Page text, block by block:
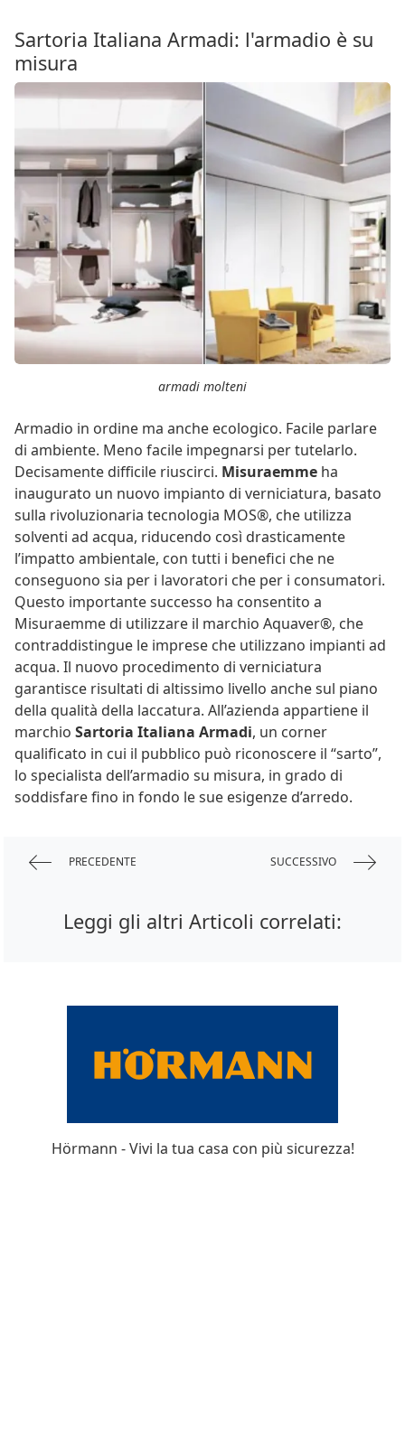
Sartoria Italiana Armadi: l'armadio è su
misura
armadi molteni
Armadio in ordine ma anche ecologico. Facile parlare
di ambiente. Meno facile impegnarsi per tutelarlo.
Decisamente difficile riuscirci. Misuraemme ha
inaugurato un nuovo impianto di verniciatura, basato
sulla rivoluzionaria tecnologia MOS®, che utilizza
solventi ad acqua, riducendo così drasticamente
l’impatto ambientale, con tutti i benefici che ne
conseguono sia per i lavoratori che per i consumatori.
Questo importante successo ha consentito a
Misuraemme di utilizzare il marchio Aquaver®, che
contraddistingue le imprese che utilizzano impianti ad
acqua. Il nuovo procedimento di verniciatura
garantisce risultati di altissimo livello anche sul piano
della qualità della laccatura. All’azienda appartiene il
marchio Sartoria Italiana Armadi, un corner
qualificato in cui il pubblico può riconoscere il “sarto”,
lo specialista dell’armadio su misura, in grado di
soddisfare fino in fondo le sue esigenze d’arredo.
PRECEDENTE SUCCESSIVO
Leggi gli altri Articoli correlati:
Hörmann - Vivi la tua casa con più sicurezza!